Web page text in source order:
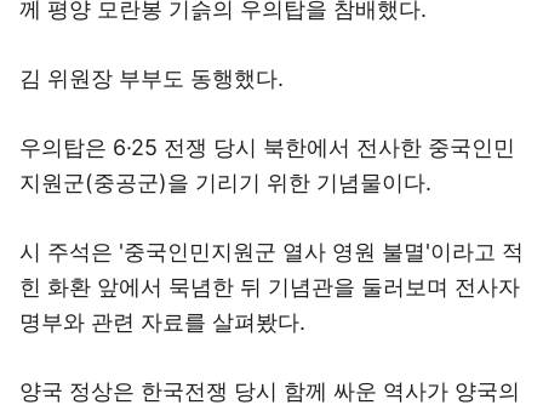
께 평양 모란봉 기슭의 우의탑을 참배했다.
김 위원장 부부도 동행했다.
우의탑은 6·25 전쟁 당시 북한에서 전사한 중국인민
지원군(중공군)을 기리기 위한 기념물이다.
시 주석은 '중국인민지원군 열사 영원 불멸'이라고 적
힌 화환 앞에서 묵념한 뒤 기념관을 둘러보며 전사자
명부와 관련 자료를 살펴봤다.
양국 정상은 한국전쟁 당시 함께 싸운 역사가 양국의